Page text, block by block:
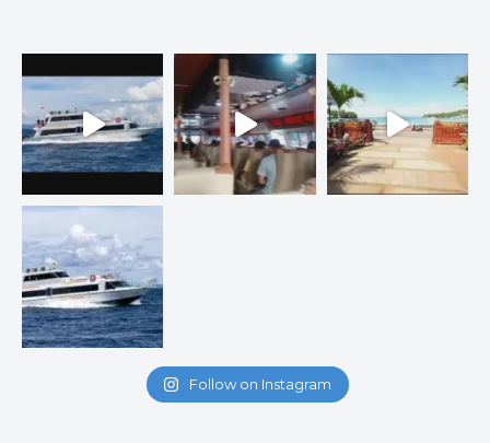
Follow on Instagram